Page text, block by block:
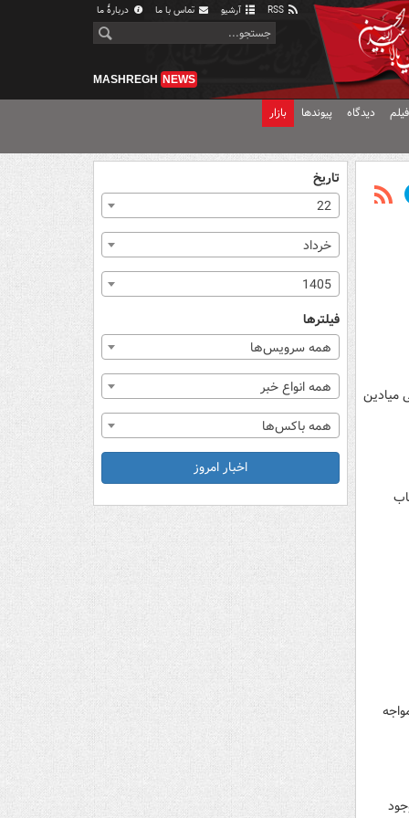
آرشیو تماس با ما دربارهٔ ما
MASHREGH NEWS
دیدگاه پیوندها بازار
سال از حضور در تمامی میادین
از حساب
وجود
تاریخ
22
خرداد
1405
فیلترها
همه سرویس‌ها
همه انواع خبر
همه باکس‌ها
اخبار امروز